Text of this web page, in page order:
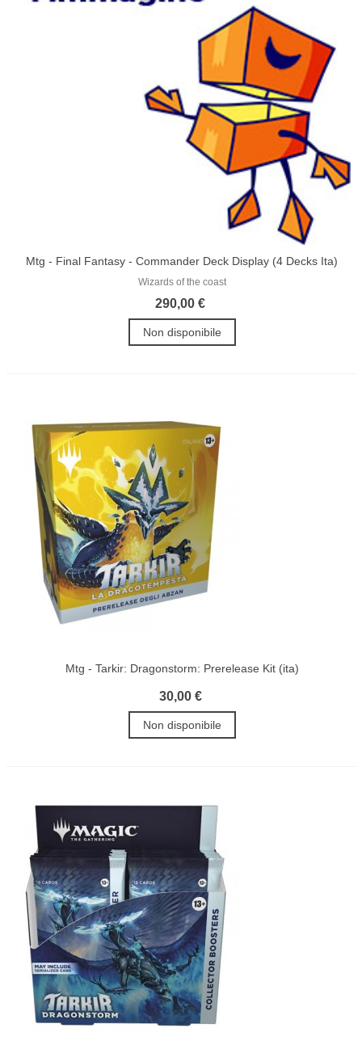
Mtg - Final Fantasy - Commander Deck Display (4 Decks Ita)
Wizards of the coast
290,00 €
Non disponibile
Mtg - Tarkir: Dragonstorm: Prerelease Kit (ita)
30,00 €
Non disponibile